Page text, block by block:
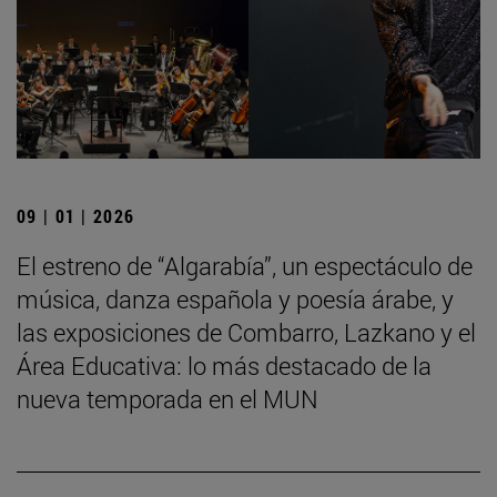
09 | 01 | 2026
El estreno de “Algarabía”, un espectáculo de
música, danza española y poesía árabe, y
las exposiciones de Combarro, Lazkano y el
Área Educativa: lo más destacado de la
nueva temporada en el MUN